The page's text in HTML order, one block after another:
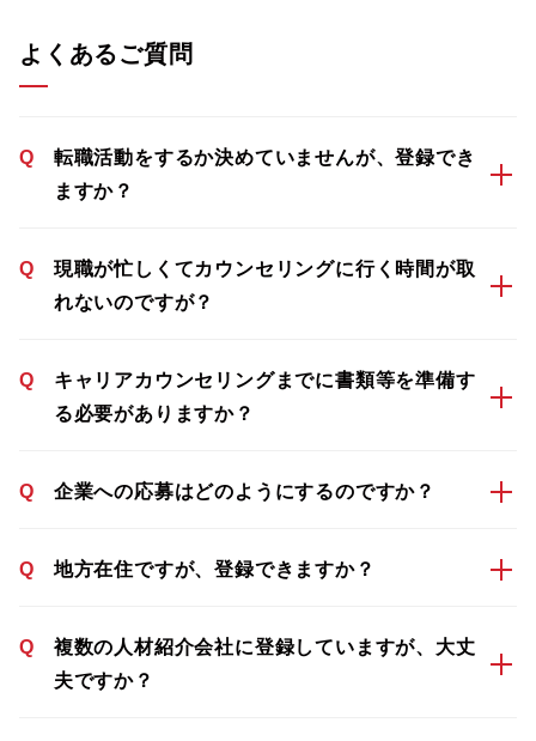
よくあるご質問
Q
転職活動をするか決めていませんが、登録でき
ますか？
Q
現職が忙しくてカウンセリングに行く時間が取
れないのですが？
Q
キャリアカウンセリングまでに書類等を準備す
る必要がありますか？
Q 企業への応募はどのようにするのですか？
Q 地方在住ですが、登録できますか？
Q
複数の人材紹介会社に登録していますが、大丈
夫ですか？